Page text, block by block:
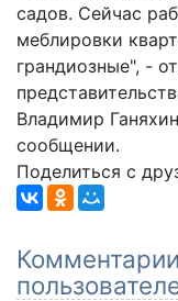
садов. Сейчас
меблировки
грандиозные", -
Владимир
сообщении.
Поделиться с